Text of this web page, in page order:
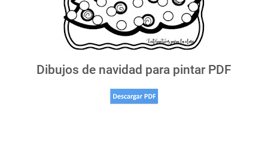
Dibujos de navidad para pintar PDF